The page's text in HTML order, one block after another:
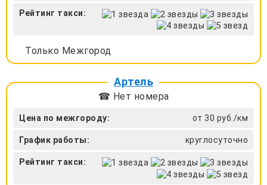
Рейтинг такси:
Только Межгород
Артель
☎ Нет номера
Цена по межгороду: от 30 руб./км
График работы: круглосуточно
Рейтинг такси: